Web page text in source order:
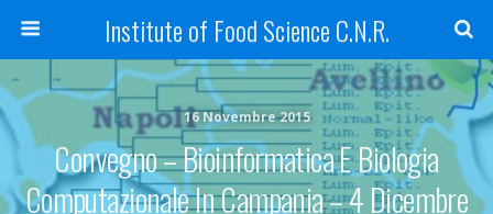
Institute of Food Science C.N.R.
16 Novembre 2015
Convegno – Bioinformatica E Biologia
Computazionale In Campania – 4 Dicembre